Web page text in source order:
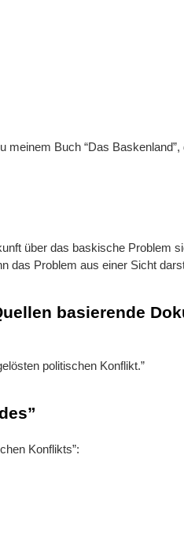
Buch “Das
über das baskische Problem
das Problem aus einer Sicht
basierende
politischen Konflikt.”
Konflikts”: